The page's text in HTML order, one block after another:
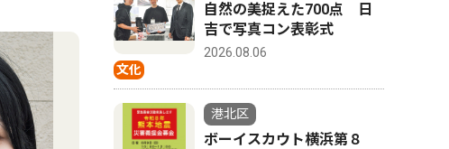
4
文化
自然の美捉えた700点 日
吉で写真コン表彰式
2026.08.06
港北区
ボーイスカウト横浜第８